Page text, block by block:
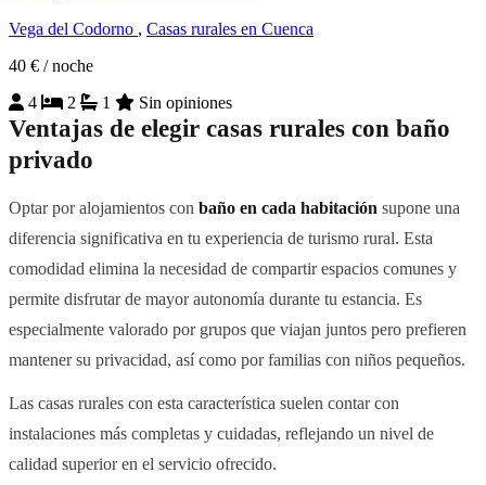
Vega del Codorno , Casas rurales en Cuenca
40 € / noche
4
2 1 Sin opiniones
Ventajas de elegir casas rurales con baño
privado
Optar por alojamientos con baño en cada habitación supone una
diferencia significativa en tu experiencia de turismo rural. Esta
comodidad elimina la necesidad de compartir espacios comunes y
permite disfrutar de mayor autonomía durante tu estancia. Es
especialmente valorado por grupos que viajan juntos pero prefieren
mantener su privacidad, así como por familias con niños pequeños.
Las casas rurales con esta característica suelen contar con
instalaciones más completas y cuidadas, reflejando un nivel de
calidad superior en el servicio ofrecido.